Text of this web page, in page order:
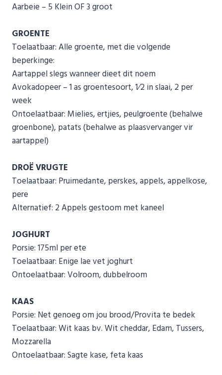
Aarbeie – 5 Klein OF 3 groot
GROENTE
Toelaatbaar: Alle groente, met die volgende
beperkinge:
Aartappel slegs wanneer dieet dit noem
Avokadopeer – 1 as groentesoort, 1⁄2 in slaai, 2 per
week
Ontoelaatbaar: Mielies, ertjies, peulgroente (behalwe
groenbone), patats (behalwe as plaasvervanger vir
aartappel)
DROË VRUGTE
Toelaatbaar: Pruimedante, perskes, appels, appelkose,
pere
Alternatief: 2 Appels gestoom met kaneel
JOGHURT
Porsie: 175ml per ete
Toelaatbaar: Enige lae vet joghurt
Ontoelaatbaar: Volroom, dubbelroom
KAAS
Porsie: Net genoeg om jou brood/Provita te bedek
Toelaatbaar: Wit kaas bv. Wit cheddar, Edam, Tussers,
Mozzarella
Ontoelaatbaar: Sagte kase, feta kaas